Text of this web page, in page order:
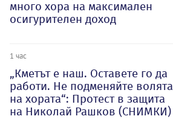
много хора на максимален
осигурителен доход
1 час
„Кметът е наш. Оставете го да
работи. Не подменяйте волята
на хората“: Протест в защита
на Николай Рашков (СНИМКИ)